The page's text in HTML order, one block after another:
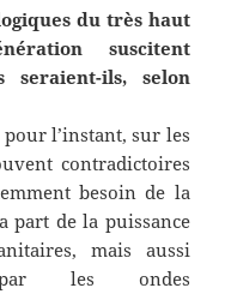
du très haut
suscitent
seraient-ils, selon
l’instant, sur les
contradictoires
besoin de la
part de la puissance
mais aussi
par les ondes